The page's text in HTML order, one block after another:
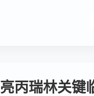
亮丙瑞林关键